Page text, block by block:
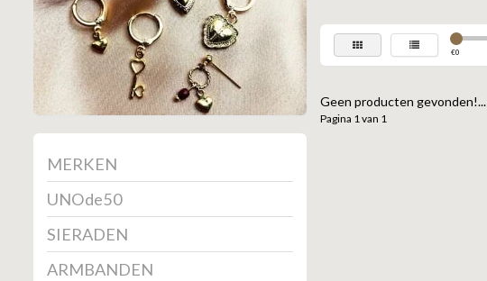
MERKEN
UNOde50
SIERADEN
ARMBANDEN
€0
Geen producten gevonden!...
Pagina 1 van 1